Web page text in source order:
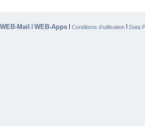
WEB-Mail | WEB-Apps | Conditions d’utilisation | Data